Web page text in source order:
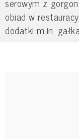
serowym z
obiad w
dodatki m.in.